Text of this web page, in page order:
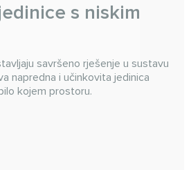
s niskim
savršeno rješenje u sustavu
napredna i učinkovita jedinica
kojem prostoru.